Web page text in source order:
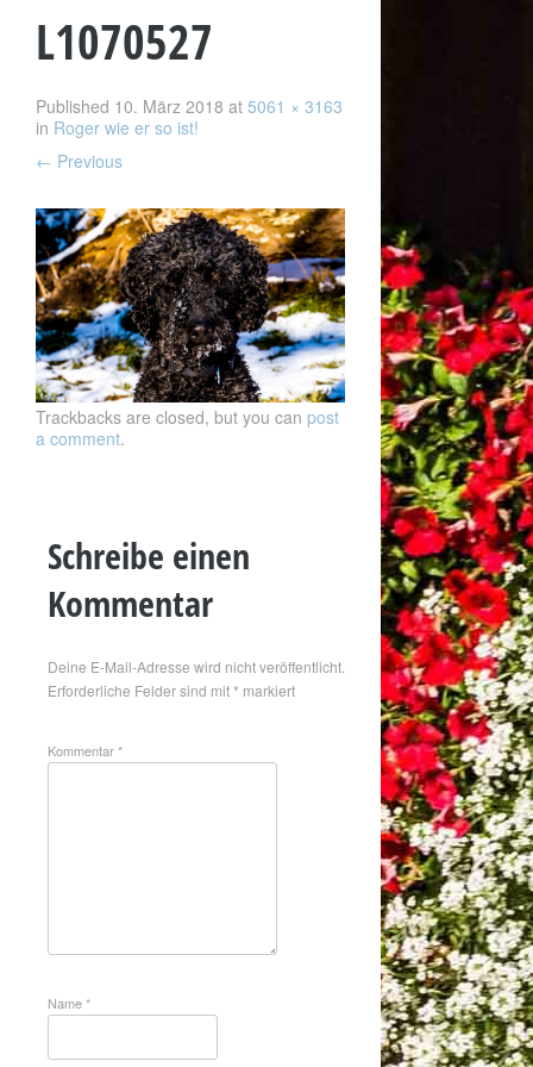
L1070527
Published 10. März 2018 at 5061 × 3163
in Roger wie er so ist!
← Previous
Trackbacks are closed, but you can post
a comment.
Schreibe einen
Kommentar
Deine E-Mail-Adresse wird nicht veröffentlicht.
Erforderliche Felder sind mit* markiert
Kommentar*
Name*